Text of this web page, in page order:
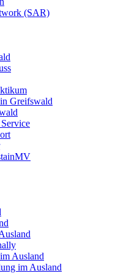
(SAR)
Greifswald
Ausland
im Ausland